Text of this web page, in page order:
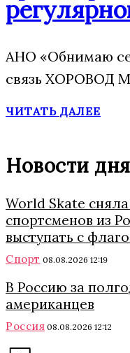
АНО «Обнимаю
связь ХОРОВОД
ЧИТАТЬ ДАЛЕЕ
Новости дня
World Skate
спортсменов из
выступать с
Спорт 08.08.2026 12:19
В Россию за
американцев
Россия 08.08.2026 12:12